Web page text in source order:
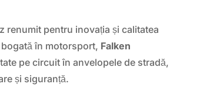
renumit pentru inovația și calitatea
în motorsport, Falken
pe circuit în anvelopele de stradă,
și siguranță.